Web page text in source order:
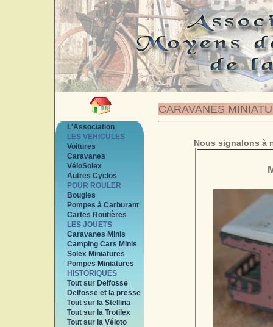
CARAVANES
L'Association
LES VEHICULES
Voitures
Caravanes
VéloSolex
Autres Cyclos
POUR ROULER
Bougies
Pompes à Carburant
Cartes Routières
LES JOUETS
Caravanes Minis
Camping Cars Minis
Solex Miniatures
Pompes Miniatures
HISTORIQUES
Tout sur Delfosse
Delfosse et la presse
Tout sur la Stellina
Tout sur la Trotilex
Tout sur la Véloto
Nous signalons à